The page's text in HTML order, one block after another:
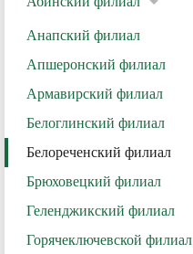
Анапский филиал
Апшеронский филиал
Армавирский филиал
Белоглинский филиал
Белореченский филиал
Брюховецкий филиал
Геленджикский филиал
Горячеключевской филиал